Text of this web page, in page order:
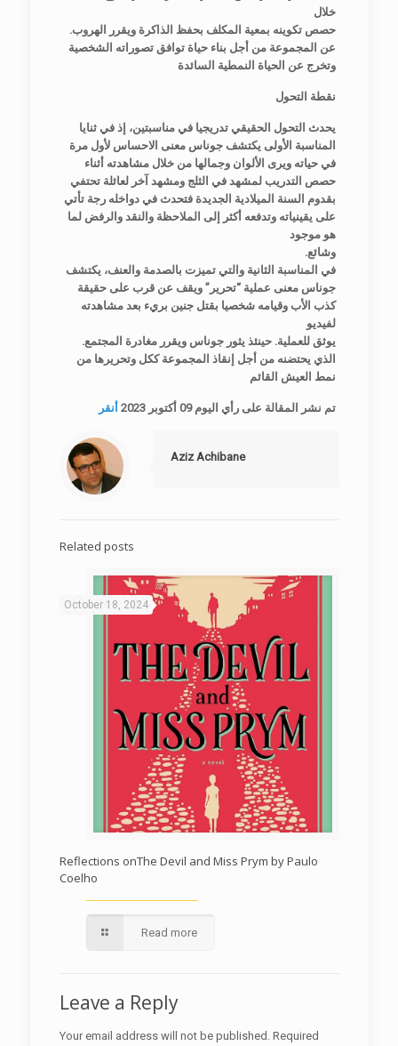
خلال
.حصص تكوينه بمعية المكلف بحفظ الذاكرة ويقرر الهروب
عن المجموعة من أجل بناء حياة توافق تصوراته الشخصية
وتخرج عن الحياة النمطية السائدة
نقطة التحول
يحدث التحول الحقيقي تدريجيا في مناسبتين، إذ في ثنايا
المناسبة الأولى يكتشف جوناس معنى الاحساس لأول مرة
في حياته ويرى الألوان وجمالها من خلال مشاهدته أثناء
حصص التدريب لمشهد في الثلج ومشهد آخر لعائلة تحتفي
بقدوم السنة الميلادية الجديدة فتحدث في دواخله رجة تأتي
على يقينياته وتدفعه أكثر إلى الملاحظة والنقد والرفض لما
هو موجود
.وشائع
في المناسبة الثانية والتي تميزت بالصدمة والعنف، يكتشف
جوناس معنى عملية “تحرير” ويقف عن قرب على حقيقة
كذب الأب وقيامه شخصيا بقتل جنين بريء بعد مشاهدته
لفيديو
.يوثق للعملية. حينئذ يثور جوناس ويقرر مغادرة المجتمع
الذي يحتضنه من أجل إنقاذ المجموعة ككل وتحريرها من
نمط العيش القائم
تم نشر المقالة على رأي اليوم 09 أكتوبر 2023 أنقر
Aziz Achibane
Related posts
October 18, 2024
Reflections onThe Devil and Miss Prym by Paulo
Coelho
Read more
Leave a Reply
Your email address will not be published. Required